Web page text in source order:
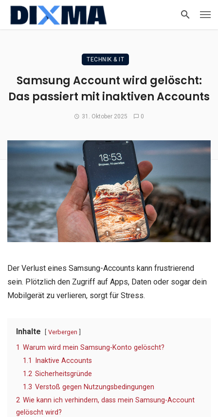
TECHNIK & IT
Samsung Account wird gelöscht:
Das passiert mit inaktiven Accounts
31. Oktober 2025 0
Der Verlust eines Samsung-Accounts kann frustrierend
sein. Plötzlich den Zugriff auf Apps, Daten oder sogar dein
Mobilgerät zu verlieren, sorgt für Stress.
Inhalte Verbergen
1 Warum wird mein Samsung-Konto gelöscht?
1.1
Inaktive Accounts
1.2 Sicherheitsgründe
1.3 Verstoß gegen Nutzungsbedingungen
2 Wie kann ich verhindern, dass mein Samsung-Account
gelöscht wird?